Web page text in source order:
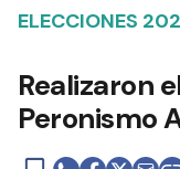
ELECCIONES
Realizaron
Peronismo